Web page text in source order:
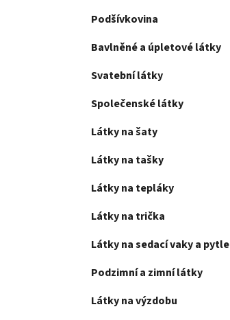
Podšívkovina
Bavlněné a úpletové látky
Svatební látky
Společenské látky
Látky na šaty
Látky na tašky
Látky na tepláky
Látky na trička
Látky na sedací vaky a pytle
Podzimní a zimní látky
Látky na výzdobu